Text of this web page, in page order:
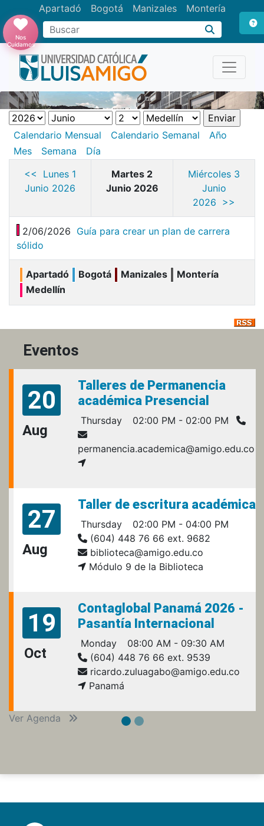
Apartadó Bogotá Manizales Montería
Buscar
Nos
Cuidamos
Calendario Mensual Calendario Semanal
Año
Mes
Semana
Día
<< Lunes 1
Junio 2026
Martes 2
Junio 2026
Miércoles 3
Junio
2026 >>
2/06/2026 Guía para crear un plan de carrera
sólido
Apartadó Bogotá Manizales
Montería
Medellín
Eventos
20
Aug
Talleres de Permanencia
académica Presencial
Thursday 02:00 PM - 02:00 PM
permanencia.academica@amigo.edu.co
27
Aug
Taller de escritura académica
Thursday
02:00 PM - 04:00 PM
(604) 448 76 66 ext. 9682
biblioteca@amigo.edu.co
Módulo 9 de la Biblioteca
19
Oct
Contaglobal Panamá 2026 -
Pasantía Internacional
Monday
08:00 AM - 09:30 AM
(604) 448 76 66 ext. 9539
ricardo.zuluagabo@amigo.edu.co
Panamá
Ver Agenda